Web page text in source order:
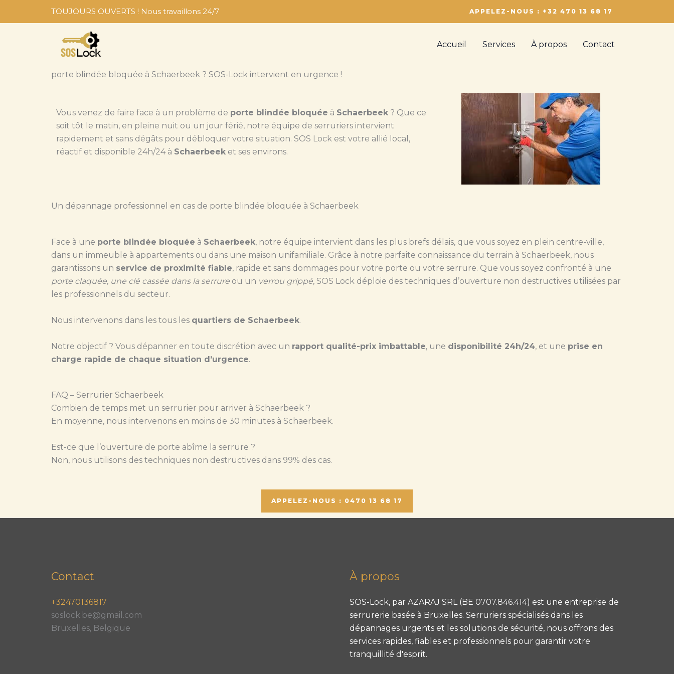
TOUJOURS OUVERTS ! Nous travaillons 24/7 APPELEZ-NOUS : +32 470 13 68 17
Accueil Services À propos Contact
porte blindée bloquée à Schaerbeek ? SOS-Lock intervient en urgence !
Vous venez de faire face à un problème de porte blindée bloquée à Schaerbeek ? Que ce
soit tôt le matin, en pleine nuit ou un jour férié, notre équipe de serruriers intervient
rapidement et sans dégâts pour débloquer votre situation. SOS Lock est votre allié local,
réactif et disponible 24h/24 à Schaerbeek et ses environs.
Un dépannage professionnel en cas de porte blindée bloquée à Schaerbeek
Face à une porte blindée bloquée à Schaerbeek, notre équipe intervient dans les plus brefs délais, que vous soyez en plein centre-ville,
dans un immeuble à appartements ou dans une maison unifamiliale. Grâce à notre parfaite connaissance du terrain à Schaerbeek, nous
garantissons un service de proximité fiable, rapide et sans dommages pour votre porte ou votre serrure. Que vous soyez confronté à une
porte claquée, une clé cassée dans la serrure ou un verrou grippé, SOS Lock déploie des techniques d’ouverture non destructives utilisées par
les professionnels du secteur.
Nous intervenons dans les tous les quartiers de Schaerbeek.
Notre objectif ? Vous dépanner en toute discrétion avec un rapport qualité-prix imbattable, une disponibilité 24h/24, et une prise en
charge rapide de chaque situation d’urgence.
FAQ – Serrurier Schaerbeek
Combien de temps met un serrurier pour arriver à Schaerbeek ?
En moyenne, nous intervenons en moins de 30 minutes à Schaerbeek.
Est-ce que l’ouverture de porte abîme la serrure ?
Non, nous utilisons des techniques non destructives dans 99% des cas.
APPELEZ-NOUS : 0470 13 68 17
Contact
+32470136817
soslock.be@gmail.com
Bruxelles, Belgique
À propos
SOS-Lock, par AZARAJ SRL (BE 0707.846.414) est une entreprise de
serrurerie basée à Bruxelles. Serruriers spécialisés dans les
dépannages urgents et les solutions de sécurité, nous offrons des
services rapides, fiables et professionnels pour garantir votre
tranquillité d'esprit.